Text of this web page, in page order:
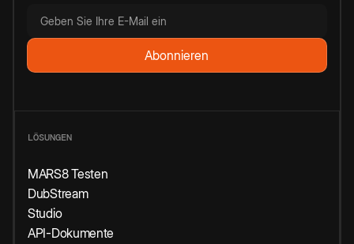
LÖSUNGEN
MARS8 Testen
DubStream
Studio
API-Dokumente